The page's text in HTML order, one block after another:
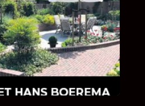
HANS BOEREMA
ontstaan is en wat
in de wereld van
en tegels!